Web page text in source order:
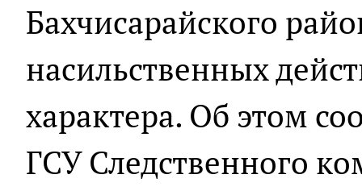
Бахчисарайского
насильственных
характера. Об этом
ГСУ Следственного